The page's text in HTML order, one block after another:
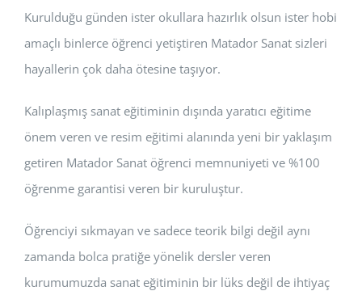
Kurulduğu günden ister okullara hazırlık olsun ister hobi
amaçlı binlerce öğrenci yetiştiren Matador Sanat sizleri
hayallerin çok daha ötesine taşıyor.
Kalıplaşmış sanat eğitiminin dışında yaratıcı eğitime
önem veren ve resim eğitimi alanında yeni bir yaklaşım
getiren Matador Sanat öğrenci memnuniyeti ve %100
öğrenme garantisi veren bir kuruluştur.
Öğrenciyi sıkmayan ve sadece teorik bilgi değil aynı
zamanda bolca pratiğe yönelik dersler veren
kurumumuzda sanat eğitiminin bir lüks değil de ihtiyaç